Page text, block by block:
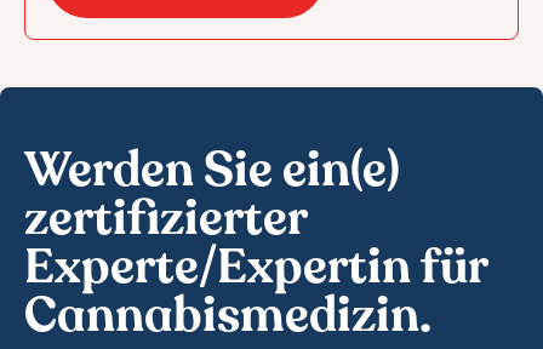
Werden Sie ein(e)
zertifizierter
Experte/Expertin für
Cannabismedizin.